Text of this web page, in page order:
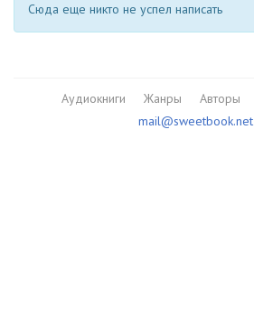
Сюда еще никто не успел написать
Аудиокниги Жанры Авторы
mail@sweetbook.net